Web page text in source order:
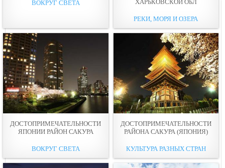
ВОКРУГ СВЕТА ХАРЬКОВСКОЙ ОБЛ
РЕКИ, МОРЯ И ОЗЕРА
ДОСТОПРИМЕЧАТЕЛЬНОСТИ
ЯПОНИИ РАЙОН САКУРА
ВОКРУГ СВЕТА
ДОСТОПРИМЕЧАТЕЛЬНОСТИ
РАЙОНА САКУРА (ЯПОНИЯ)
КУЛЬТУРА РАЗНЫХ СТРАН